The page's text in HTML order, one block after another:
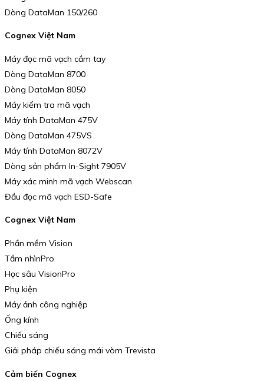
Dòng DataMan 150/260
Cognex Việt Nam
Máy đọc mã vạch cầm tay
Dòng DataMan 8700
Dòng DataMan 8050
Máy kiểm tra mã vạch
Máy tính DataMan 475V
Dòng DataMan 475VS
Máy tính DataMan 8072V
Dòng sản phẩm In-Sight 7905V
Máy xác minh mã vạch Webscan
Đầu đọc mã vạch ESD-Safe
Cognex Việt Nam
Phần mềm Vision
Tầm nhìnPro
Học sâu VisionPro
Phụ kiện
Máy ảnh công nghiệp
Ống kính
Chiếu sáng
Giải pháp chiếu sáng mái vòm Trevista
Cảm biến Cognex